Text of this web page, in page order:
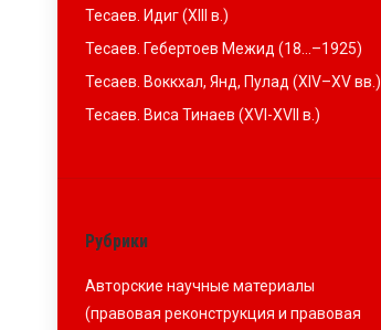
Тесаев. Идиг (XIII в.)
Тесаев. Гебертоев Межид (18…–1925)
Тесаев. Воккхал, Янд, Пулад (XIV–XV вв.)
Тесаев. Виса Тинаев (XVI-XVII в.)
Рубрики
Авторские научные материалы
(правовая реконструкция и правовая